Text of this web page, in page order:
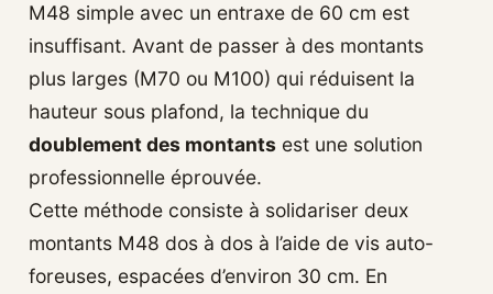
M48 simple avec un entraxe de 60 cm est
insuffisant. Avant de passer à des montants
plus larges (M70 ou M100) qui réduisent la
hauteur sous plafond, la technique du
doublement des montants est une solution
professionnelle éprouvée.
Cette méthode consiste à solidariser deux
montants M48 dos à dos à l’aide de vis auto-
foreuses, espacées d’environ 30 cm. En